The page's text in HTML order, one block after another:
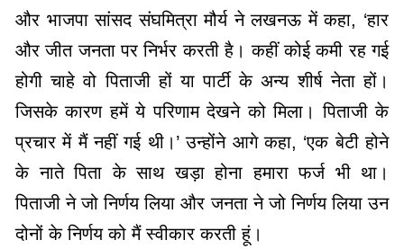
और भाजपा सांसद संघमित्रा मौर्य ने लखनऊ में कहा, ‘हार
और जीत जनता पर निर्भर करती है। कहीं कोई कमी रह गई
होगी चाहे वो पिताजी हों या पार्टी के अन्य शीर्ष नेता हों।
जिसके कारण हमें ये परिणाम देखने को मिला। पिताजी के
प्रचार में मैं नहीं गई थी।’ उन्होंने आगे कहा, ‘एक बेटी होने
के नाते पिता के साथ खड़ा होना हमारा फर्ज भी था।
पिताजी ने जो निर्णय लिया और जनता ने जो निर्णय लिया उन
दोनों के निर्णय को मैं स्वीकार करती हूं।